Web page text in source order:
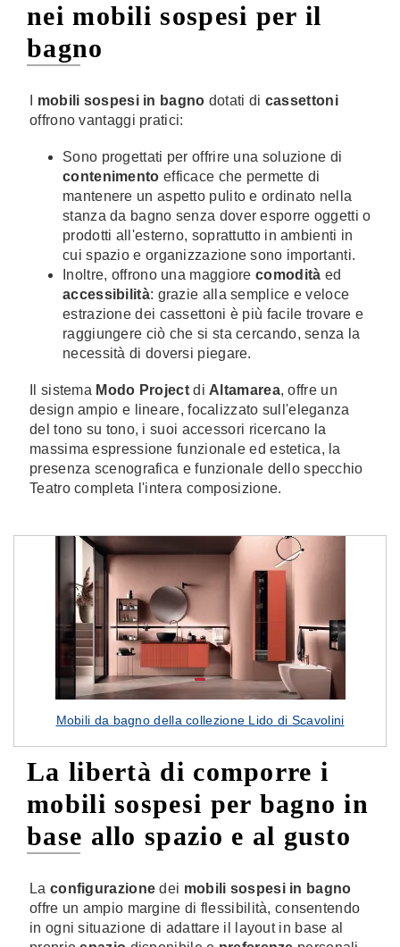
nei mobili sospesi per il
bagno
mobili sospesi in bagno dotati di cassettoni
offrono vantaggi pratici:
Sono progettati per offrire una soluzione di
contenimento efficace che permette di
mantenere un aspetto pulito e ordinato nella
stanza da bagno senza dover esporre oggetti o
prodotti all'esterno, soprattutto in ambienti in
cui spazio e organizzazione sono importanti.
Inoltre, offrono una maggiore comodità ed
accessibilità: grazie alla semplice e veloce
estrazione dei cassettoni è più facile trovare e
raggiungere ciò che si sta cercando, senza la
necessità di doversi piegare.
Il sistema Modo Projectdi Altamarea, offre un
design ampio e lineare, focalizzato sull'eleganza
del tono su tono, i suoi accessori ricercano la
massima espressione funzionale ed estetica, la
presenza scenografica e funzionale dello specchio
Teatro completa l'intera composizione.
Mobili da bagno della collezione Lido di Scavolini
La libertà di comporre i
mobili sospesi per bagno in
base allo spazio e al gusto
La configurazione dei mobili sospesi in bagno
offre un ampio margine di flessibilità, consentendo
in ogni situazione di adattare il layout in base al